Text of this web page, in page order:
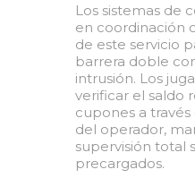
Los sistemas de
en coordinación
de este servicio
barrera doble
intrusión. Los
verificar el saldo
cupones a
del operador,
supervisión total
precargados.